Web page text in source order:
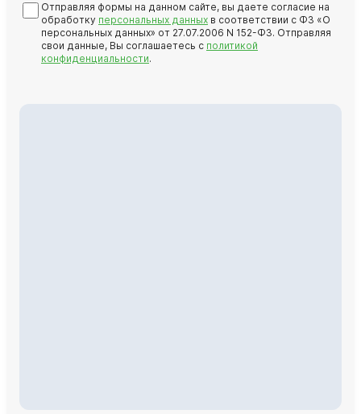
Отправляя формы на данном сайте, вы даете согласие на
обработку персональных данных в соответствии с ФЗ «О
персональных данных» от 27.07.2006 N 152-ФЗ. Отправляя
свои данные, Вы соглашаетесь с политикой
конфиденциальности.